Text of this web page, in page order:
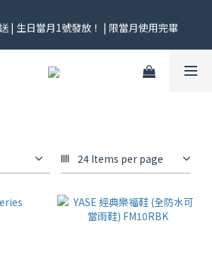
中心領，碼碼不同快去領！
| 生日當月1號發放！ | 限當月使用完畢
25 號準時開搶｜$299／$999 各一張｜官網
24 Items per page